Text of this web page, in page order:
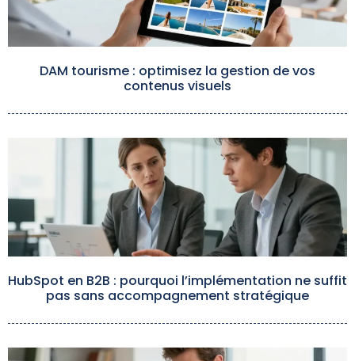
DAM tourisme : optimisez la gestion de vos
contenus visuels
HubSpot en B2B : pourquoi l’implémentation ne suffit
pas sans accompagnement stratégique